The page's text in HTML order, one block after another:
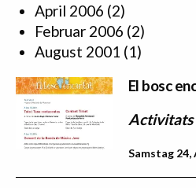
April 2006 (2)
Februar 2006 (2)
August 2001 (1)
El bosc
Activitats
Samstag 24,